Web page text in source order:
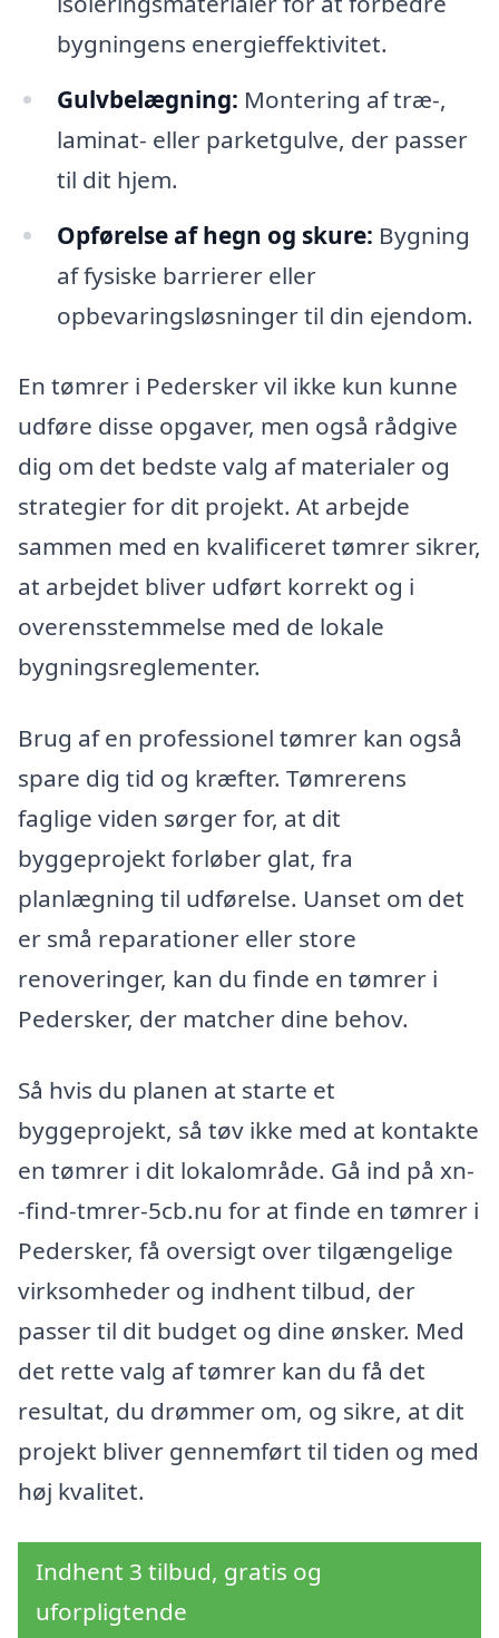
bygningens energieffektivitet.
Gulvbelægning: Montering af træ-,
laminat- eller parketgulve, der passer
til dit hjem.
Opførelse af hegn og skure: Bygning
af fysiske barrierer eller
opbevaringsløsninger til din ejendom.
En tømrer i Pedersker vil ikke kun kunne
udføre disse opgaver, men også rådgive
dig om det bedste valg af materialer og
strategier for dit projekt. At arbejde
sammen med en kvalificeret tømrer sikrer,
at arbejdet bliver udført korrekt og i
overensstemmelse med de lokale
bygningsreglementer.
Brug af en professionel tømrer kan også
spare dig tid og kræfter. Tømrerens
faglige viden sørger for, at dit
byggeprojekt forløber glat, fra
planlægning til udførelse. Uanset om det
er små reparationer eller store
renoveringer, kan du finde en tømrer i
Pedersker, der matcher dine behov.
Så hvis du planen at starte et
byggeprojekt, så tøv ikke med at kontakte
en tømrer i dit lokalområde. Gå ind på xn-
-find-tmrer-5cb.nu for at finde en tømrer i
Pedersker, få oversigt over tilgængelige
virksomheder og indhent tilbud, der
passer til dit budget og dine ønsker. Med
det rette valg af tømrer kan du få det
resultat, du drømmer om, og sikre, at dit
projekt bliver gennemført til tiden og med
høj kvalitet.
Indhent 3 tilbud, gratis og
uforpligtende